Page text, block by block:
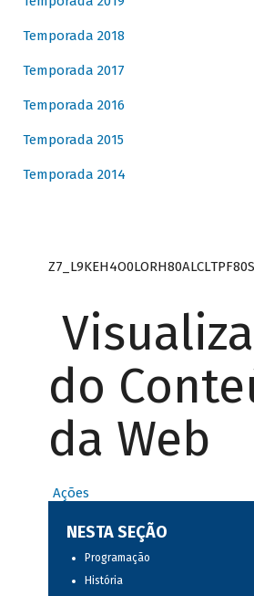
Temporada 2018
Temporada 2017
Temporada 2016
Temporada 2015
Temporada 2014
do
da Web
Ações
NESTA SEÇÃO
Programação
História